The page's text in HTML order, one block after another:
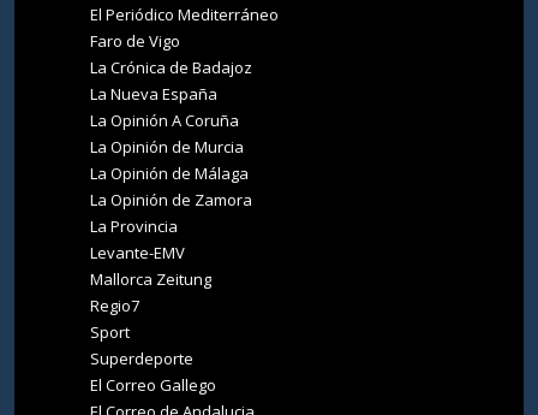
El Periódico Mediterráneo
Faro de Vigo
La Crónica de Badajoz
La Nueva España
La Opinión A Coruña
La Opinión de Murcia
La Opinión de Málaga
La Opinión de Zamora
La Provincia
Levante-EMV
Mallorca Zeitung
Regio7
Sport
Superdeporte
El Correo Gallego